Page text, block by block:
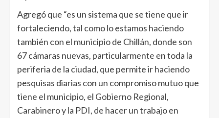
Agregó que “es un sistema que se tiene que ir
fortaleciendo, tal como lo estamos haciendo
también con el municipio de Chillán, donde son
67 cámaras nuevas, particularmente en toda la
periferia de la ciudad, que permite ir haciendo
pesquisas diarias con un compromiso mutuo que
tiene el municipio, el Gobierno Regional,
Carabinero y la PDI, de hacer un trabajo en